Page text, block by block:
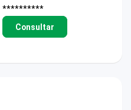
**********
Consultar